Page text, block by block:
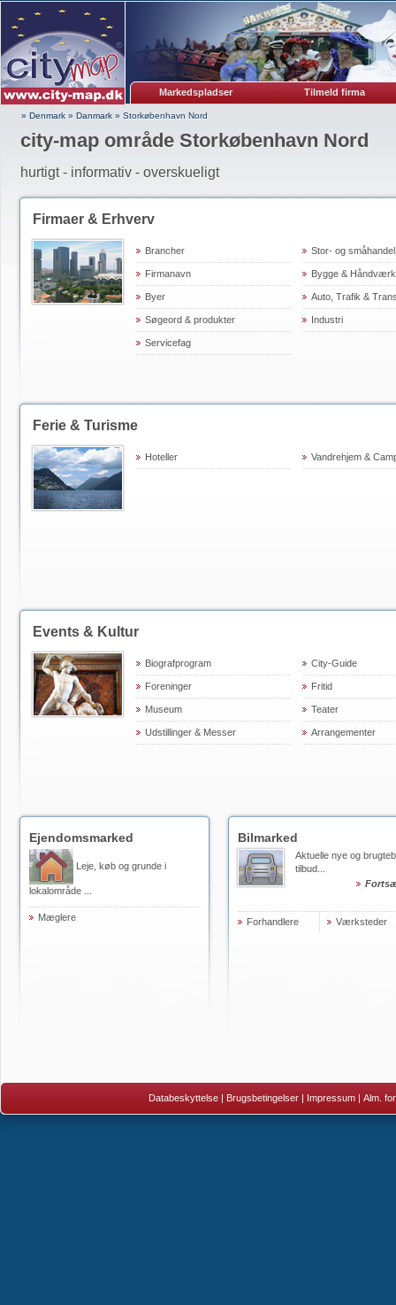
Markedspladser Tilmeld firma
» Denmark » Danmark » Storkøbenhavn Nord
city-map område Storkøbenhavn Nord
hurtigt - informativ - overskueligt
Firmaer & Erhverv
Brancher
Firmanavn
Byer
Søgeord & produkter
Servicefag
Stor- og småhandel
Bygge & Håndværk
Auto, Trafik &
Industri
Ferie & Turisme
Hoteller Vandrehjem &
Events & Kultur
Biografprogram
Foreninger
Museum
Udstillinger & Messer
City-Guide
Fritid
Teater
Arrangementer
Ejendomsmarked
Leje, køb og grunde i
lokalområde ...
Mæglere
Bilmarked
Aktuelle nye og
tilbud...
Forhandlere Værksteder
Databeskyttelse | Brugsbetingelser | Impressum | Alm.